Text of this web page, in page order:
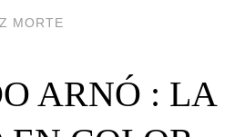
MORTE
ARNÓ : LA